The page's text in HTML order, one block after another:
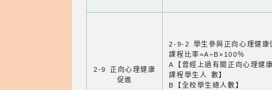
2-9 正向心理健康
促進
2-9-2 學生參與正向心理健康
課程比率=A÷B×100％
A【曾經上過有關正向心理健
課程學生人 數】
B【全校學生總人數】